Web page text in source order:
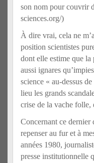
son nom pour couvrir
sciences.org/)
À dire vrai, cela ne
position scientistes
dont elle estime que la
aussi ignares
science « au-dessus
lieu les grands
crise de la vache folle,
Concernant ce dernier
repenser au fur et à
années 1980,
presse institutionnelle